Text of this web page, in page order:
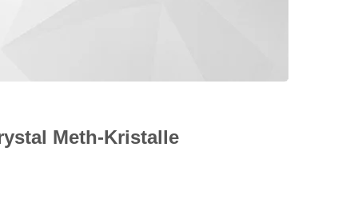
Meth-Kristalle